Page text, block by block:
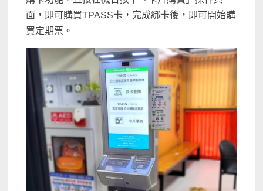
面，即可購買TPASS卡，完成綁卡後，即可開始購
買定期票。